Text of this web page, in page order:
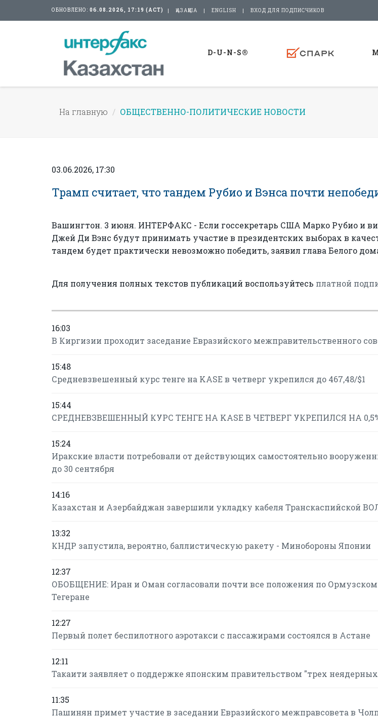
ОБНОВЛЕНО: 06.08.2026, 17:19 (АСТ) ҚАЗАҚША ENGLISH ВХОД ДЛЯ ПОДПИСЧИКОВ
D-U-N-S®
На главную ОБЩЕСТВЕННО-ПОЛИТИЧЕСКИЕ НОВОСТИ
03.06.2026, 17:30
Трамп считает, что тандем Рубио и Вэнса почти
Вашингтон. 3 июня. ИНТЕРФАКС - Если госсекретарь США Марко Рубио и
Джей Ди Вэнс будут принимать участие в президентских выборах в
тандем будет практически невозможно победить, заявил глава Белого
Для получения полных текстов публикаций воспользуйтесь платной
16:03
В Киргизии проходит заседание Евразийского межправительственного
15:48
Средневзвешенный курс тенге на KASE в четверг укрепился до 467,48/$1
15:44
СРЕДНЕВЗВЕШЕННЫЙ КУРС ТЕНГЕ НА KASE В ЧЕТВЕРГ УКРЕПИЛСЯ НА
15:24
Иракские власти потребовали от действующих самостоятельно
до 30 сентября
14:16
Казахстан и Азербайджан завершили укладку кабеля Транскаспийской
13:32
КНДР запустила, вероятно, баллистическую ракету - Минобороны Японии
12:37
ОБОБЩЕНИЕ: Иран и Оман согласовали почти все положения по
Тегеране
12:27
Первый полет беспилотного аэротакси с пассажирами состоялся в Астане
12:11
Такаити заявляет о поддержке японским правительством "трех
11:35
Пашинян примет участие в заседании Евразийского межправсовета в